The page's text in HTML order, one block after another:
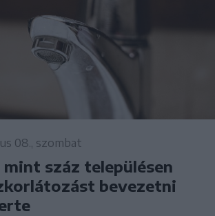
08., szombat
száz településen
bevezetni